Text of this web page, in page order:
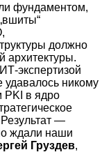
фундаментом,
должно
архитектуры.
экспертизой
удавалось никому
PKI в ядро
—
ждали наши
Груздев,